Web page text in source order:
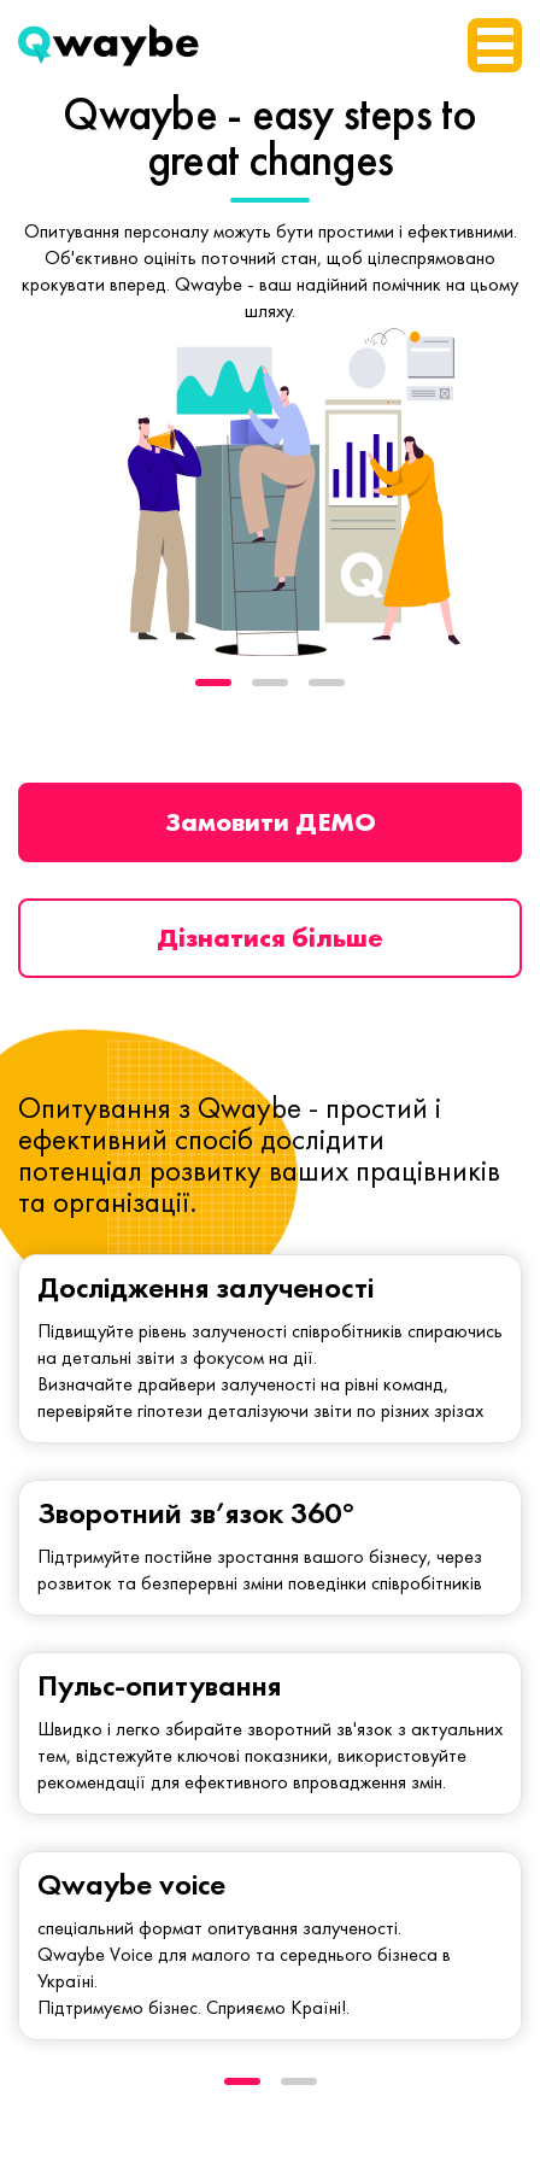
Qwaybe - easy stepsto
great changes
Опитування персоналу можуть бути простими і ефективними.
Об'єктивно оцініть поточний стан, щоб цілеспрямовано
крокувати вперед. Qwaybe - ваш надійний помічник на цьому
шляху.
Замовити ДЕМО
Дізнатися більше
Дослідження залученості
Підвищуйте рівень залученості співробітників спираючись
на детальні звіти з фокусом на дії.
Визначайте драйвери залученості на рівні команд,
перевіряйте гіпотези деталізуючи звіти по різних зрізах
Зворотний зв’язок 360°
Підтримуйте постійне зростання вашого бізнесу, через
розвиток та безперервні зміни поведінки співробітників
Опитування з Qwaybe - простий і
ефективний спосіб дослідити
потенціал розвитку ваших працівників
та організації.
Qwaybe voice
спеціальний формат опитування залученості.
Qwaybe Voice для малого та середнього бізнеса в
Україні.
Підтримуємо бізнес. Сприяємо Країні!.
Пульс-опитування
Швидко і легко збирайте зворотний зв'язок з актуальних
тем, відстежуйте ключові показники, використовуйте
рекомендації для ефективного впровадження змін.